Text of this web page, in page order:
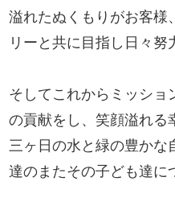
溢れたぬくもりがお客様
リーと共に目指し日々努
そしてこれからミッショ
の貢献をし、笑顔溢れる
三ヶ日の水と緑の豊かな
達のまたその子ども達に